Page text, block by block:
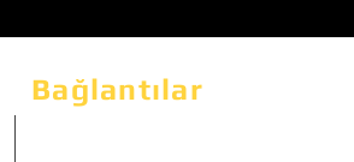
Bağlantılar